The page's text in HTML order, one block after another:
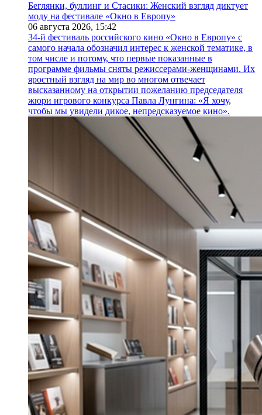
Беглянки, буллинг и Стасики: Женский взгляд диктует
моду на фестивале «Окно в Европу»
06 августа 2026, 15:42
34-й фестиваль российского кино «Окно в Европу» с
самого начала обозначил интерес к женской тематике, в
том числе и потому, что первые показанные в
программе фильмы сняты режиссерами-женщинами. Их
яростный взгляд на мир во многом отвечает
высказанному на открытии пожеланию председателя
жюри игрового конкурса Павла Лунгина: «Я хочу,
чтобы мы увидели дикое, непредсказуемое кино».